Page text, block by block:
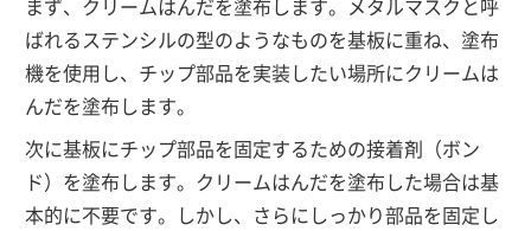
ばれるステンシルの型のようなものを基板に重ね、塗布
機を使用し、チップ部品を実装したい場所にクリームは
んだを塗布します。
次に基板にチップ部品を固定するための接着剤（ボン
ド）を塗布します。クリームはんだを塗布した場合は基
本的に不要です。しかし、さらにしっかり部品を固定し